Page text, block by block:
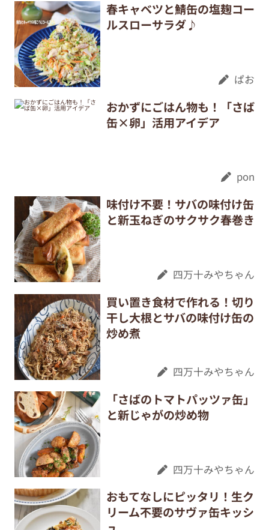
春キャベツと鯖缶の塩麹コー
ルスローサラダ♪
ぱお
おかずにごはん物も！「さば
缶×卵」活用アイデア
pon
味付け不要！サバの味付け缶
と新玉ねぎのサクサク春巻き
四万十みやちゃん
買い置き食材で作れる！切り
干し大根とサバの味付け缶の
炒め煮
四万十みやちゃん
「さばのトマトパッツァ缶」
と新じゃがの炒め物
四万十みやちゃん
おもてなしにピッタリ！生ク
リーム不要のサヴァ缶キッシ